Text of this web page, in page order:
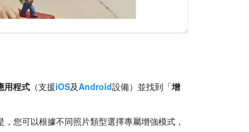
用程式 （支援iOS及Android設備）並找到「增
您可以根據不同照片類型選擇專屬增強模式，